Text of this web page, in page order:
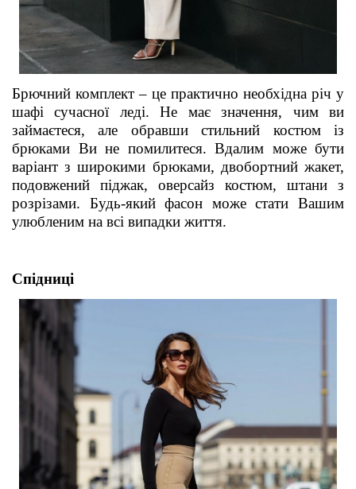
Брючний комплект – це практично необхідна річ у
шафі сучасної леді. Не має значення, чим ви
займаєтеся, але обравшистильний костюм із
брюками Ви не помилитеся. Вдалим може бути
варіант з широкими брюками, двобортний жакет,
подовжений піджак, оверсайз костюм, штани з
розрізами. Будь-який фасон може стати Вашим
улюбленим на всі випадки життя.
Спідниці